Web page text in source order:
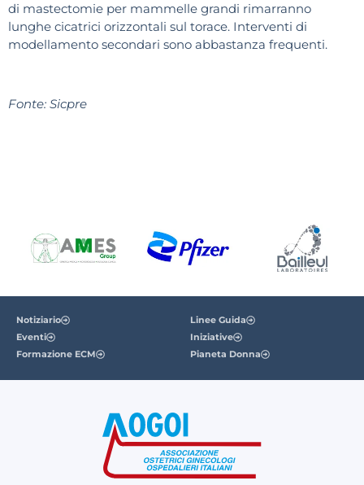
di mastectomie per mammelle grandi rimarranno
lunghe cicatrici orizzontali sul torace. Interventi di
modellamento secondari sono abbastanza frequenti.
Fonte: Sicpre
Notiziario
Eventi
Formazione ECM
Linee Guida
Iniziative
Pianeta Donna